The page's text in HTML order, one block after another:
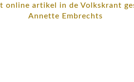
online artikel in de Volkskrant
Annette Embrechts